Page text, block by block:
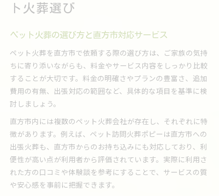
直方市のペット火葬費用とサービス内容
口コミで確認するペット火葬の評判
納得のペット火葬を選ぶ比較のコツ
丁寧な火葬を希望するなら知りたい直方市の相場
直方市のペット火葬費用相場と特徴
ペット火葬で重視したい丁寧な対応とは
相場の違いとサービス内容の関係性
口コミを活用した火葬相場の見極め方
安心できるペット火葬選びの基準
大切な存在を送り出す火葬費用の選び方
ペット火葬費用を賢く選ぶための知識
見積もりで分かる直方市の火葬料金差
ト火葬選び
ペット火葬の選び方と直方市対応サービス
ペット火葬を直方市で依頼する際の選び方は、ご家族の気持
ちに寄り添いながらも、料金やサービス内容をしっかり比較
することが大切です。料金の明確さやプランの豊富さ、追加
費用の有無、出張対応の範囲など、具体的な項目を基準に検
討しましょう。
直方市内には複数のペット火葬会社が存在し、それぞれに特
徴があります。例えば、ペット訪問火葬ポピーは直方市への
出張火葬も、直方市からのお持ち込みにも対応しており、利
便性が高い点が利用者から評価されています。実際に利用さ
れた方の口コミや体験談を参考にすることで、サービスの質
や安心感を事前に把握できます。